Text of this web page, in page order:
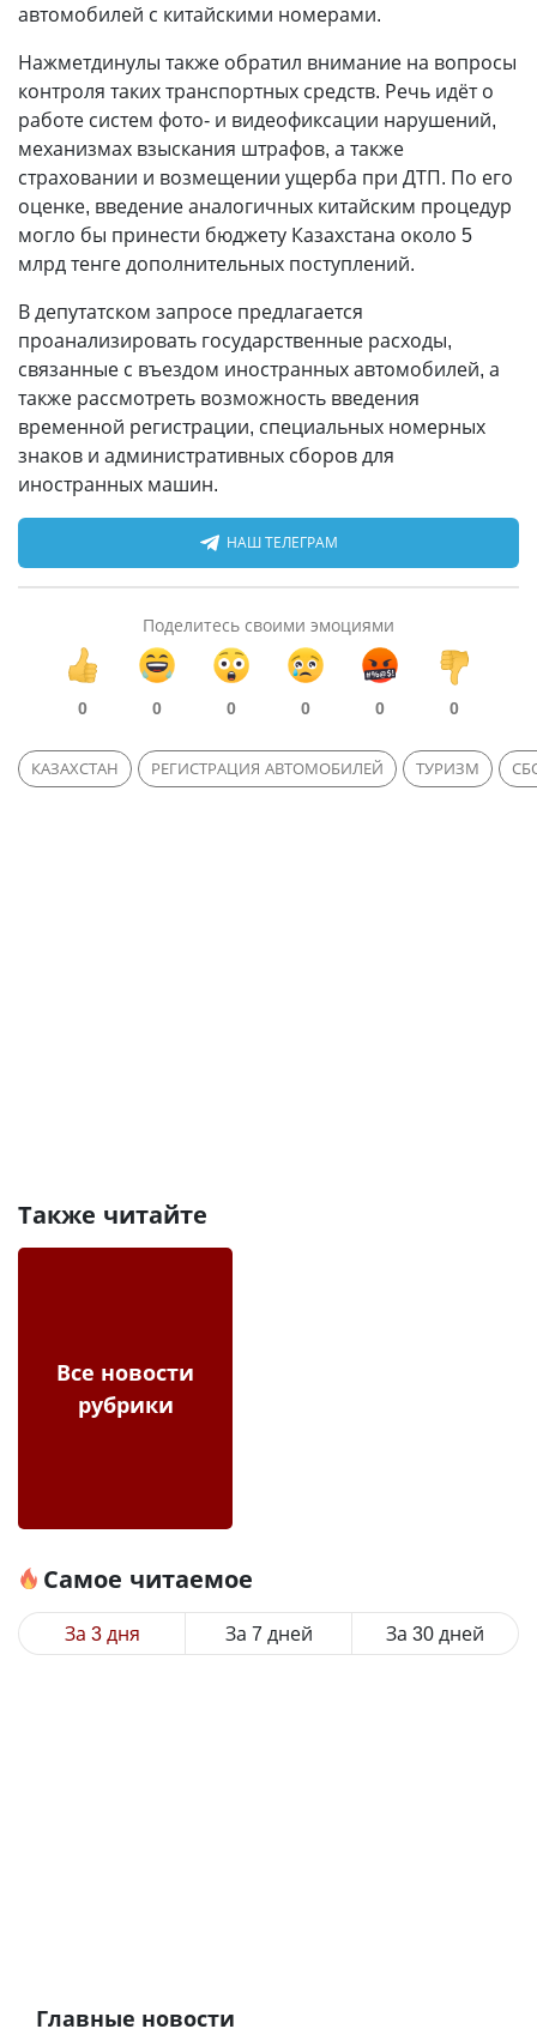
автомобилей с китайскими номерами.
Нажметдинулы также обратил внимание на вопросы
контроля таких транспортных средств. Речь идёт о
работе систем фото- и видеофиксации нарушений,
механизмах взыскания штрафов, а также
страховании и возмещении ущерба при ДТП. По его
оценке, введение аналогичных китайским процедур
могло бы принести бюджету Казахстана около 5
млрд тенге дополнительных поступлений.
В депутатском запросе предлагается
проанализировать государственные расходы,
связанные с въездом иностранных автомобилей, а
также рассмотреть возможность введения
временной регистрации, специальных номерных
знаков и административных сборов для
иностранных машин.
НАШ ТЕЛЕГРАМ
Поделитесь своими эмоциями
0 0 0 0 0 0
КАЗАХСТАН РЕГИСТРАЦИЯ АВТОМОБИЛЕЙ ТУРИЗМ
Также читайте
Все новости
рубрики
Самое читаемое
За 3 дня За 7 дней За 30 дней
Главные новости